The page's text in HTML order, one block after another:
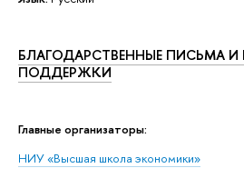
БЛАГОДАРСТВЕННЫЕ ПИСЬМА
ПОДДЕРЖКИ
Главные организаторы:
НИУ «Высшая школа экономики»